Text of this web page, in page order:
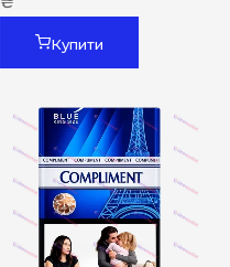
Купити